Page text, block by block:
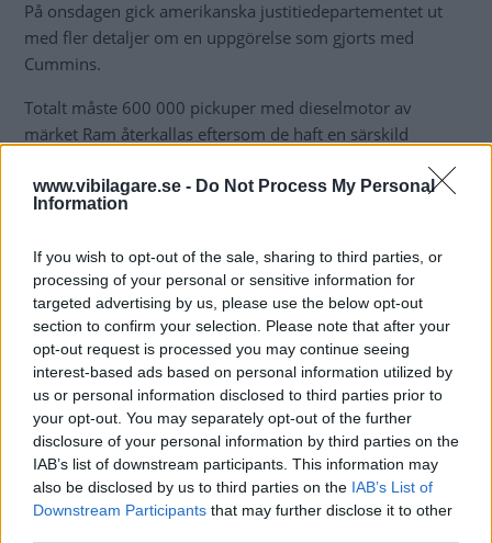
www.vibilagare.se - Do Not Process My Personal
Information
If you wish to opt-out of the sale, sharing to third parties, or
processing of your personal or sensitive information for
targeted advertising by us, please use the below opt-out
section to confirm your selection. Please note that after your
opt-out request is processed you may continue seeing
interest-based ads based on personal information utilized by
us or personal information disclosed to third parties prior to
your opt-out. You may separately opt-out of the further
disclosure of your personal information by third parties on the
IAB’s list of downstream participants. This information may
also be disclosed by us to third parties on the IAB’s List of
Downstream Participants that may further disclose it to other
På onsdagen gick amerikanska justitiedepartementet ut
med fler detaljer om en uppgörelse som gjorts med
Cummins.
Totalt måste 600 000 pickuper med dieselmotor av
märket Ram återkallas eftersom de haft en särskild
kan vara utrustade med annan teknik för att fuska med
utsläppen.